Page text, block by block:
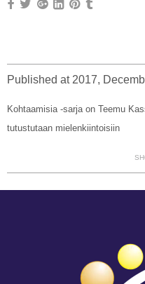
Published at 2017,
Kohtaamisia -sarja on Teemu
tutustutaan mielenkiintoisiin